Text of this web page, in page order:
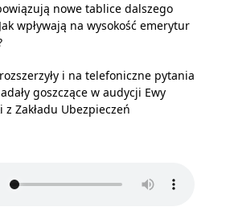
nowe tablice dalszego
wpływają na wysokość emerytur
i na telefoniczne pytania
goszczące w audycji Ewy
Zakładu Ubezpieczeń